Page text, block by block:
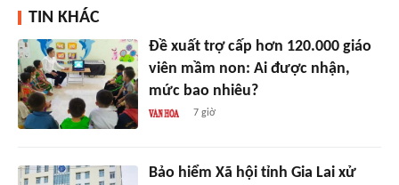
TIN KHÁC
Đề xuất trợ cấp hơn 120.000 giáo
viên mầm non: Ai được nhận,
mức bao nhiêu?
7 giờ
Bảo hiểm Xã hội tỉnh Gia Lai xử